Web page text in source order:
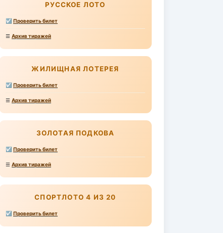
РУССКОЕ ЛОТО
☑ Проверить билет
☰ Архив тиражей
ЖИЛИЩНАЯ ЛОТЕРЕЯ
☑ Проверить билет
☰ Архив тиражей
ЗОЛОТАЯ ПОДКОВА
☑ Проверить билет
☰ Архив тиражей
СПОРТЛОТО 4 ИЗ 20
☑ Проверить билет